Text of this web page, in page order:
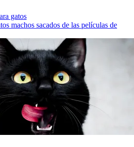
gatos
machos sacados de las películas de